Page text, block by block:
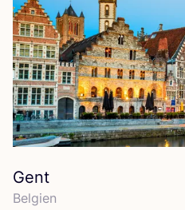
Gent
Bel­gi­en